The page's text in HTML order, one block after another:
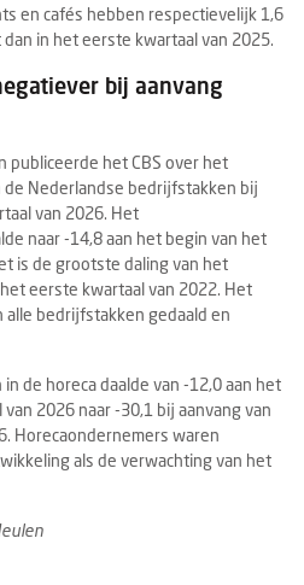
en cafés hebben respectievelijk 1,6
in het eerste kwartaal van 2025.
bij aanvang
publiceerde het CBS over het
Nederlandse bedrijfstakken bij
van 2026. Het
naar -14,8 aan het begin van het
is de grootste daling van het
eerste kwartaal van 2022. Het
bedrijfstakken gedaald en
de horeca daalde van -12,0 aan het
2026 naar -30,1 bij aanvang van
Horecaondernemers waren
als de verwachting van het